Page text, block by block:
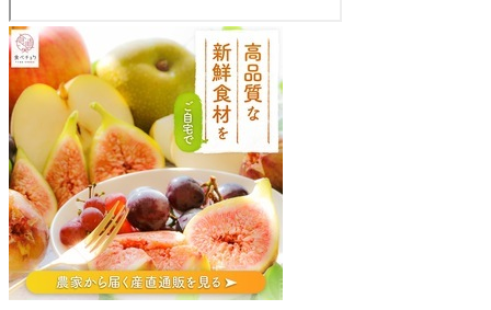
黒
瀬
農
園
(ラ
ベ
ン
ダ
ー
園・
野
菜